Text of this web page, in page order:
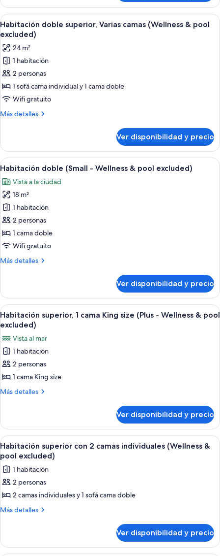
familiar
(Wellness
&
pool
Ver
todas
las
fotos
de
Habitación
doble
superior,
Varias
&
pool
excluded)
Un baño moderno con cabina de
7
Habitación doble superior, Varias camas (Wellness & pool
excluded)
24 m²
1 habitación
2 personas
1 sofá cama individual y 1 cama doble
Wifi gratuito
Más detalles
Más
doble
superior,
Varias
(Wellness
&
pool
excluded)
Ver disponibilidad y precio
Ver
todas
las
fotos
de
Habitación
doble
(Small
Wellness
excluded)
Un baño moderno con un lavabo
7
Habitación doble (Small - Wellness & pool excluded)
Vista a la ciudad
18 m²
1 habitación
2 personas
1 cama doble
Wifi gratuito
Más detalles
Más
doble
(Small
-
Wellness
pool
excluded)
Ver disponibilidad y precio
Ver
todas
fotos
de
Habitación
superior,
1
size
(Plus
-
Wellness
&
pool
excluded)
Una habitación de hotel moderna
7
Habitación superior, 1 cama King size (Plus - Wellness & pool
excluded)
Vista al mar
1 habitación
2 personas
1 cama King size
Más detalles
Más
superior,
cama
King
size
(Plus
Wellness
&
pool
excluded)
Ver disponibilidad y precio
Ver
todas
las
fotos
de
Habitación
superior
camas
Caja de seguridad en la habitación y
8
Habitación superior con 2 camas individuales (Wellness &
pool excluded)
1 habitación
2 personas
2 camas individuales y 1 sofá cama doble
Más detalles
Más
superior
con
Ver disponibilidad y precio